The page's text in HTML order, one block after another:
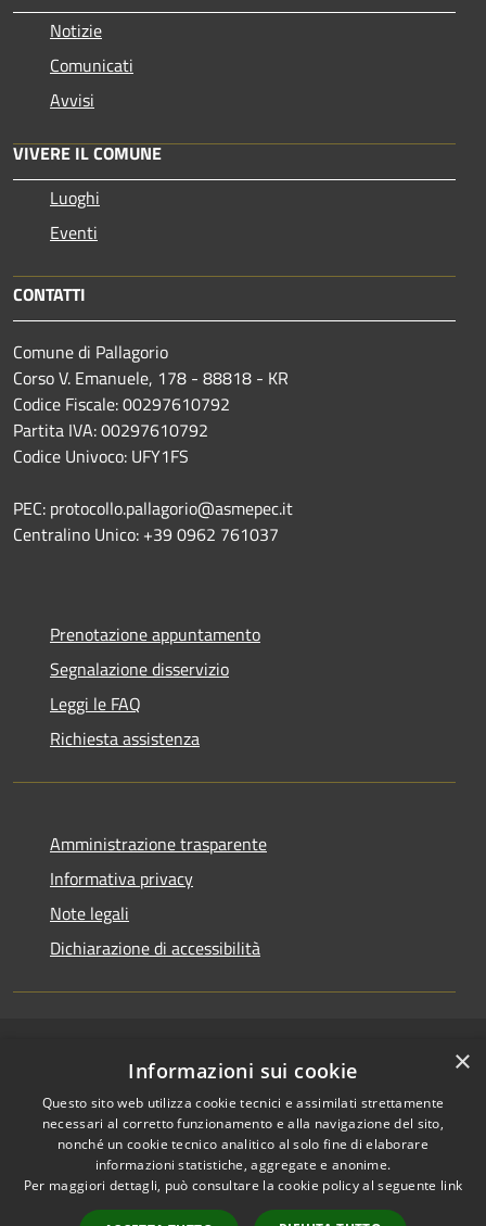
Notizie
Comunicati
Avvisi
VIVERE IL COMUNE
Luoghi
Eventi
CONTATTI
Comune di Pallagorio
Corso V. Emanuele, 178 - 88818 - KR
Codice Fiscale: 00297610792
Partita IVA: 00297610792
Codice Univoco: UFY1FS
PEC: protocollo.pallagorio@asmepec.it
Centralino Unico: +39 0962 761037
Prenotazione appuntamento
Segnalazione disservizio
Leggi le FAQ
Richiesta assistenza
Amministrazione trasparente
Informativa privacy
Note legali
Dichiarazione di accessibilità
Privacy
Cookie
Mappa del sito
Firma digitale
Accesso Posta
Copyright © 2026 • Comune di
Pallagorio • Powered by
Municipium•Accesso
redazione
×
Informazioni sui cookie
Questo sito web utilizza cookie tecnici e assimilati strettamente
necessari al corretto funzionamento e alla navigazione del sito,
nonché un cookie tecnico analitico al solo fine di elaborare
informazioni statistiche, aggregate e anonime.
Per maggiori dettagli, può consultare la cookie policy al seguente link